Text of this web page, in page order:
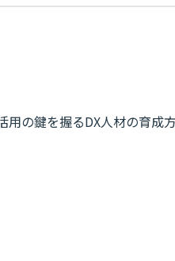
用の鍵を握るDX人材の育成